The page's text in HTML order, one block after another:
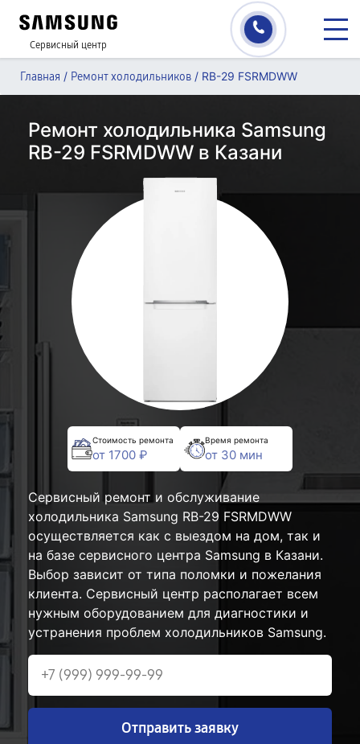
Сервисный центр
Главная / Ремонт холодильников / RB-29 FSRMDWW
Ремонт холодильника Samsung
RB-29 FSRMDWW в Казани
Стоимость ремонта
от 1700 ₽
Время ремонта
от 30 мин
Сервисный ремонт и обслуживание
холодильника Samsung RB-29 FSRMDWW
осуществляется как с выездом на дом, так и
на базе сервисного центра Samsung в Казани.
Выбор зависит от типа поломки и пожелания
клиента. Сервисный центр располагает всем
нужным оборудованием для диагностики и
устранения проблем холодильников Samsung.
Отправить заявку